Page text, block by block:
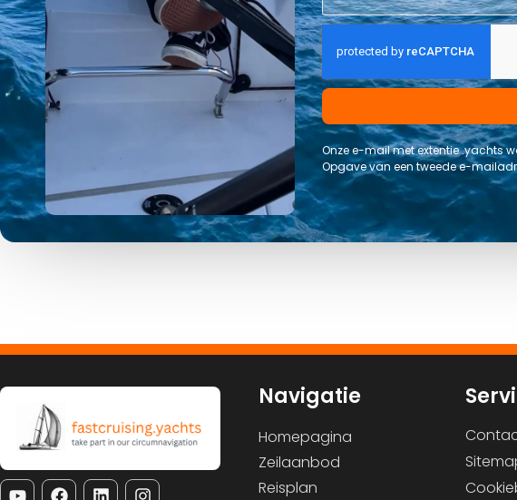
Onze e-mail met extentie .yachts
Opgave van een tweede e-
Navigatie
Homepagina
Zeilaanbod
Reisplan